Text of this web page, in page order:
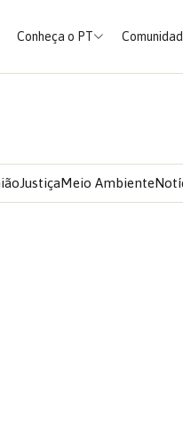
Conheça o PT
JustiçaMeio Ambiente